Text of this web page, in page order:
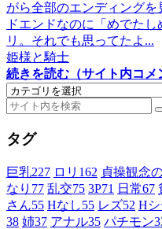
がら全部のエンディング
ドエンドなのに「めでた
リ。それでも思ってたよ...
姫様と騎士
続きを読む（サイト内コメ
タグ
巨乳227 ロリ 162 貞操観念
なり 77 乱交75 3P71 日常67
さん55 Hなし55 レズ52 H
38 姉37 アナル35 パチモン